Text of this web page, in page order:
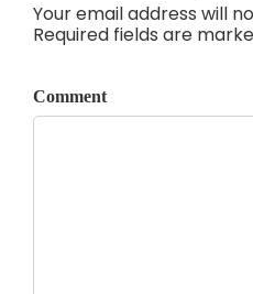
Your email address will
Required fields are
Comment